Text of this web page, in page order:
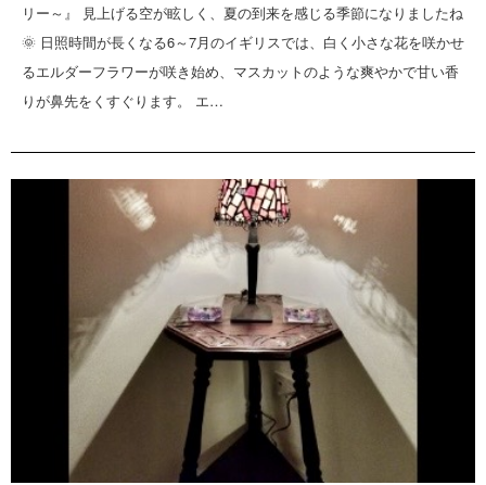
リー～』 見上げる空が眩しく、夏の到来を感じる季節になりましたね
🌞 日照時間が長くなる6～7月のイギリスでは、白く小さな花を咲かせ
るエルダーフラワーが咲き始め、マスカットのような爽やかで甘い香
りが鼻先をくすぐります。 エ…